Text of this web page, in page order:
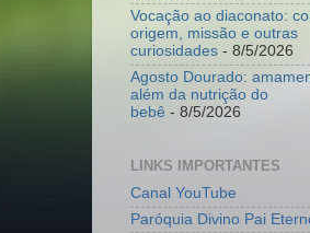
Vocação ao diaconato:
origem, missão e outras
curiosidades - 8/5/2026
Agosto Dourado:
além da nutrição do
bebê - 8/5/2026
LINKS IMPORTANTES
Canal YouTube
Paróquia Divino Pai